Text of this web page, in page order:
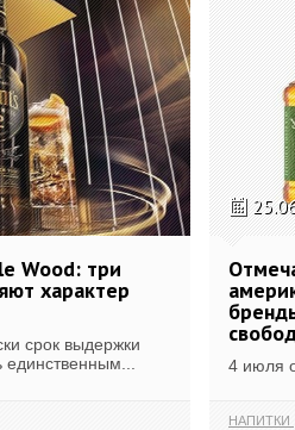
Wood: три
характер
срок выдержки
4 июля
НАПИТКИ